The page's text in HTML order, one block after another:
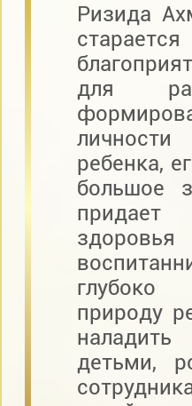
Ризида
для
ребенка,
большое
придает
природу
детьми,